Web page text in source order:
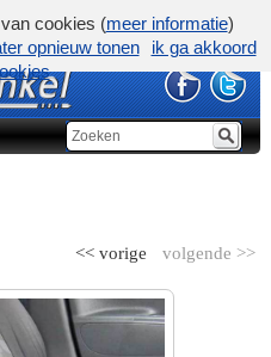
volgende >>
<< vorige
cookies (meer informatie)
opnieuw tonen
ik ga akkoord